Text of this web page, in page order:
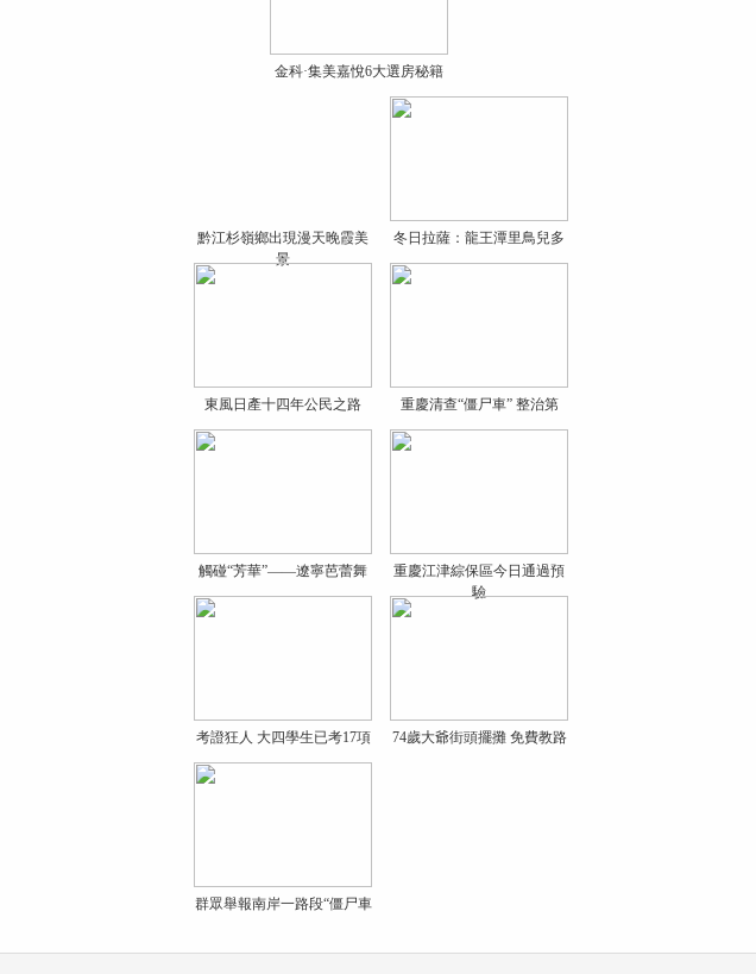
金科·集美嘉悅6大選房秘籍
黔江杉嶺鄉出現漫天晚霞美
景
冬日拉薩：龍王潭里鳥兒多
東風日產十四年公民之路 重慶清查“僵尸車” 整治第
觸碰“芳華”——遼寧芭蕾舞
重慶江津綜保區今日通過預
驗
考證狂人 大四學生已考17項 74歲大爺街頭擺攤 免費教路
群眾舉報南岸一路段“僵尸車